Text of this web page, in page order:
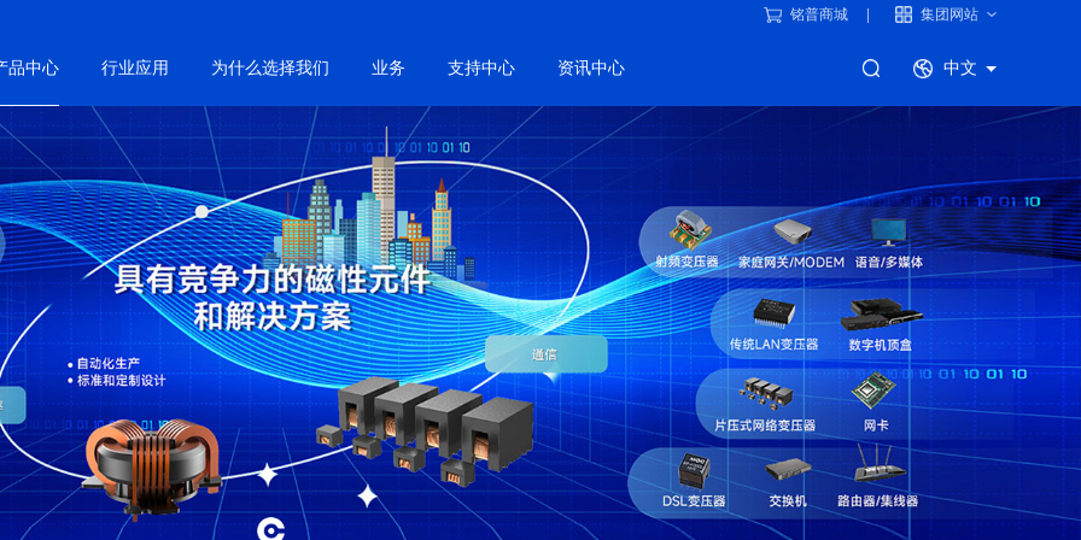
铭普商城 集团网站
品中心 行业应用 为什么选择我们 业务 支持中心 资讯中心 中文